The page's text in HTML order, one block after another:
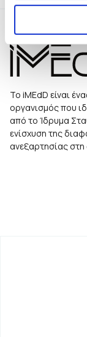
Το iMEdD είναι
οργανισμός που
από το Ίδρυμα
ενίσχυση της
ανεξαρτησίας